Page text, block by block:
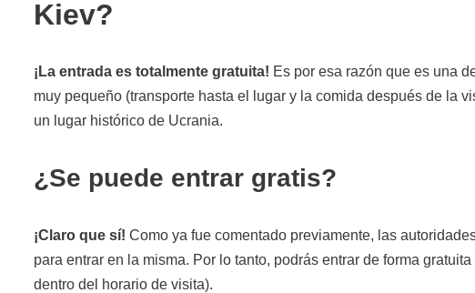
Kiev?
¡La entrada es totalmente gratuita! Es por esa razón que es una
muy pequeño (transporte hasta el lugar y la comida después de la
un lugar histórico de Ucrania.
¿Se puede entrar gratis?
¡Claro que sí! Como ya fue comentado previamente, las
para entrar en la misma. Por lo tanto, podrás entrar de forma
dentro del horario de visita).